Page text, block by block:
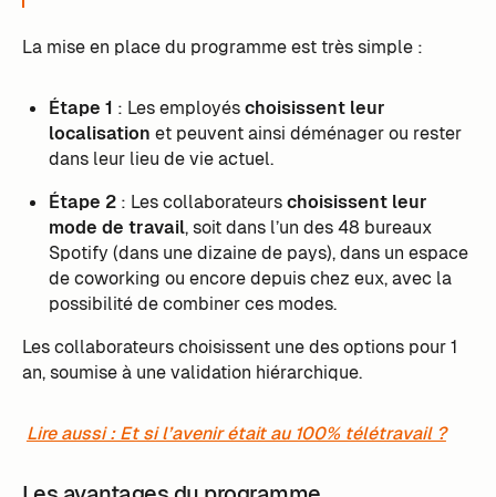
La mise en place du programme est très simple :
Étape 1 : Les employéschoisissent leur
localisation et peuvent ainsi déménager ou rester
dans leur lieu de vie actuel.
Étape 2: Les collaborateurschoisissent leur
mode de travail, soit dans l’un des 48 bureaux
Spotify (dans une dizaine de pays), dans un espace
de coworking ou encore depuis chez eux, avec la
possibilité de combiner ces modes.
Les collaborateurs choisissent une des options pour 1
an, soumise à une validation hiérarchique.
Lire aussi : Et si l’avenir était au 100% télétravail ?